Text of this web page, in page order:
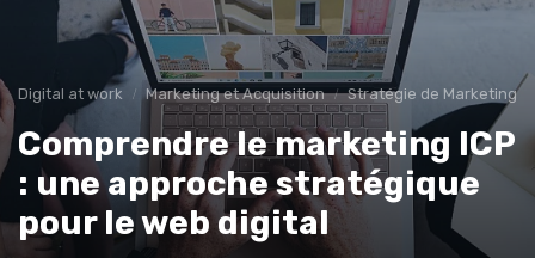
Digital at work Marketing et Acquisition Stratégie de Marketing
Comprendre le marketing ICP
: une approche stratégique
pour le web digital